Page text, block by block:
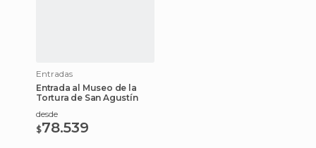
Entradas
Entrada al Museo de la
Tortura de San Agustín
desde
$78.539